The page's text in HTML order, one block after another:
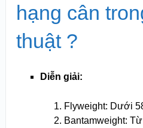
hạng cân
thuật ?
Diễn giải:
Flyweight: Dưới
Bantamweight: